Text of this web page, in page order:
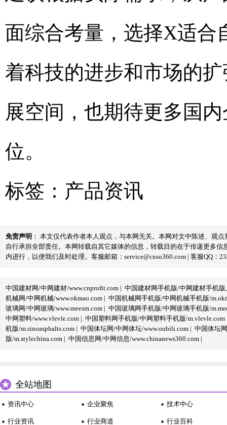
面综合考量，选择X适合
着科技的进步和市场的
展空间，也期待更多国
位。
标签： 产品资讯
免责声明 ： 本文仅代表作者本人观点，与本网无关。本网对文中陈述、观
自行承担全部责任。本网转载自其它媒体的信息，转载目的在于传递更多
内进行，以便我们及时处理。客服邮箱：service@cnso360.com | 客服QQ：
中国建材网/中网建材/www.cnprofit.com | 中国建材网手机版/中网建材手机版
机械网/中网机械/www.okmao.com | 中国机械网手机版/中网机械手机版/
玻璃网/中网玻璃/www.meesm.com | 中国玻璃网手机版/中网玻璃手机版/
中网塑料/www.vlevle.com | 中国塑料网手机版/中网塑料手机版/m.vlevle.com
机版/m.sinoasphalts.com | 中国体坛网/中网体坛/www.oubili.com | 中国体坛
版/m.stylechina.com | 中国信息网/中网信息/www.chinanews360.com |
全站地图
资讯中心
行业资讯
企业聚焦
行业商道
技术中心
行业百科